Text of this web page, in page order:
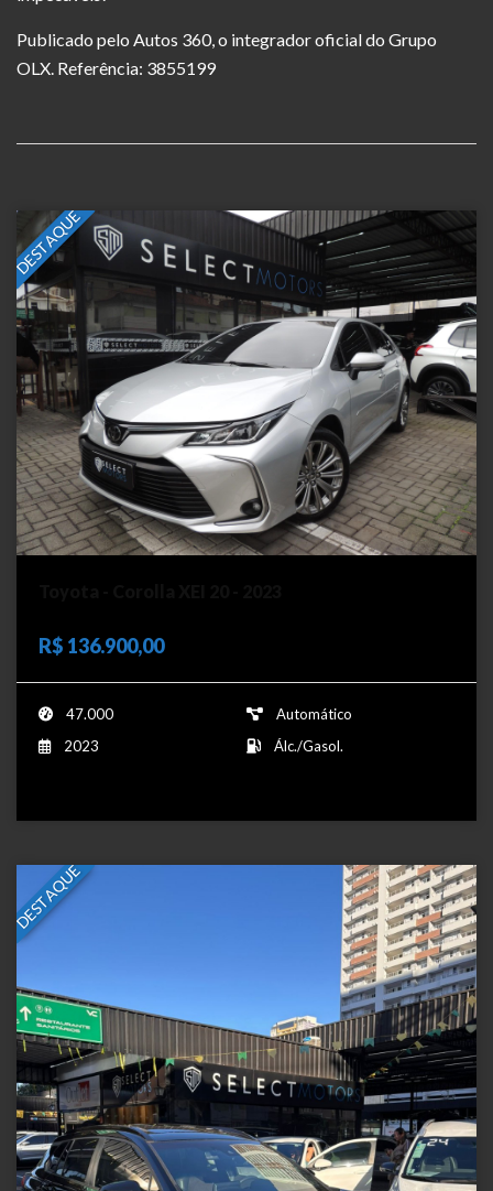
Publicado pelo Autos 360, o integrador oficial do Grupo
OLX. Referência: 3855199
DESTAQUE
R$ 136.900,00
47.000
Automático
2023
Álc./Gasol.
DESTAQUE